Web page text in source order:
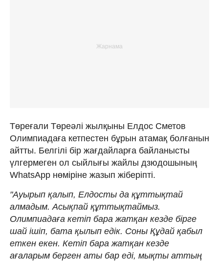
Төреғали Төреәлі жылқыны Елдос Сметов
Олимпиадаға кетпестен бұрын атамақ болғанын
айтты. Белгілі бір жағдайларға байланысты
үлгермеген ол сыйлығы жайлы дзюдошының
WhatsApp нөміріне жазып жіберіпті.
"Ауырып қалып, Елдосты да құттықтай
алмадым. Асықпай құттықтаймыз.
Олимпиадаға кетіп бара жатқан кезде бірге
шай ішіп, бата қылып едік. Соны Құдай қабыл
еткен екен. Кетіп бара жатқан кезде
ағаларым берген аты бар еді, мықты аттың